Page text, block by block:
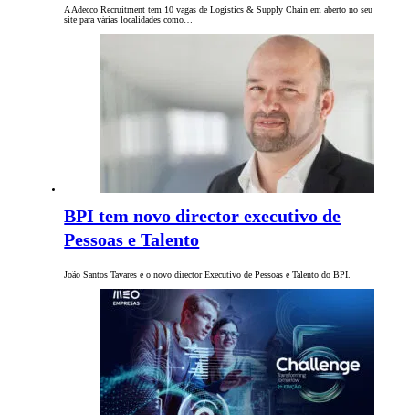
A Adecco Recruitment tem 10 vagas de Logistics & Supply Chain em aberto no seu
site para várias localidades como…
BPI tem novo director executivo de
Pessoas e Talento
João Santos Tavares é o novo director Executivo de Pessoas e Talento do BPI.